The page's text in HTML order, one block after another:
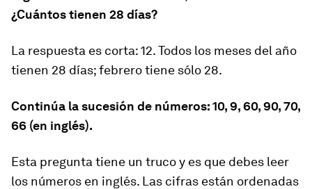
¿Cuántos tienen 28 días?
La respuesta es corta: 12. Todos los meses del año
tienen 28 días; febrero tiene sólo 28.
Continúa la sucesión de números: 10, 9, 60, 90, 70,
66 (en inglés).
Esta pregunta tiene un truco y es que debes leer
los números en inglés. Las cifras están ordenadas